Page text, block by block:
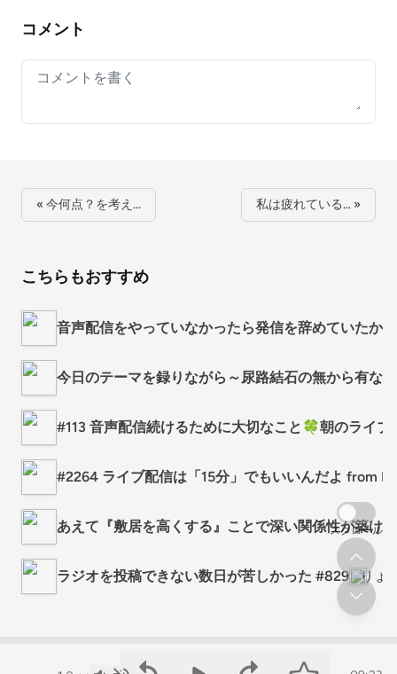
コメント
Your comment
« 今何点？を考え… 私は疲れている… »
こちらもおすすめ
音声配信をやっていなかったら発信を辞めていたか
今日のテーマを録りながら～尿路結石の無から有な
#113 音声配信続けるために大切なこと🍀朝のライブ
#2264 ライブ配信は「15分」でもいいんだよ from
あえて『敷居を高くする』ことで深い関係性が築け
ラジオを投稿できない数日が苦しかった #829 りょ
スクロール